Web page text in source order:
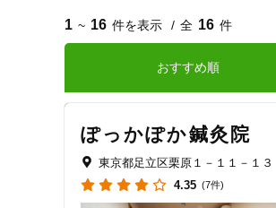
1 ~ 16 件を表示 全 16 件
おすすめ順
ぽっかぽか鍼灸院
東京都足立区栗原１－１１－１３
4.35 (7件)